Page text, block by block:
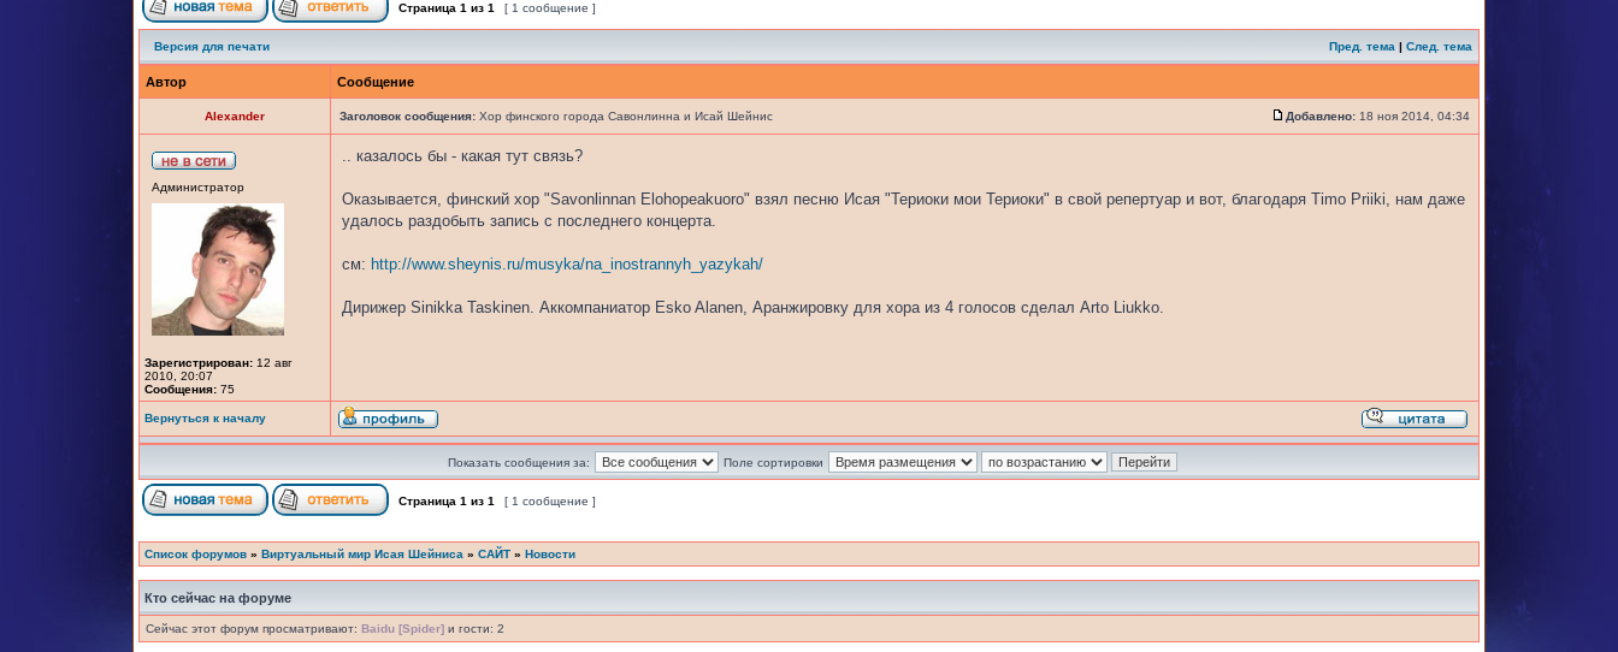
Страница 1 из 1 [ 1 сообщение ]
Версия для печати Пред. тема | След. тема
Автор Сообщение
Alexander Заголовок сообщения: Хор финского города Савонлинна и Исай Шейнис Добавлено: 18 ноя 2014, 04:34
Администратор
Зарегистрирован: 12 авг
2010, 20:07
Сообщения: 75
.. казалось бы - какая тут связь?
Оказывается, финский хор "Savonlinnan Elohopeakuoro" взял песню Исая "Териоки мои Териоки" в свой репертуар и вот, благодаря Timo Priiki, нам даже
удалось раздобыть запись с последнего концерта.
см: http://www.sheynis.ru/musyka/na_inostrannyh_yazykah/
Дирижер Sinikka Taskinen. Аккомпаниатор Esko Alanen, Аранжировку для хора из 4 голосов сделал Arto Liukko.
Вернуться к началу
Показать сообщения за: Поле сортировки
Страница 1 из 1 [ 1 сообщение ]
Список форумов » Виртуальный мир Исая Шейниса » САЙТ » Новости
Кто сейчас на форуме
Сейчас этот форум просматривают: Baidu [Spider] и гости: 2